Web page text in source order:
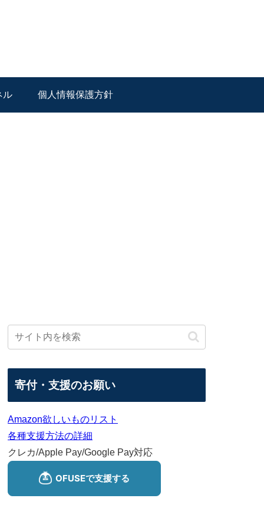
ル 個人情報保護方針
寄付・支援のお願い
Amazon欲しいものリスト
各種支援方法の詳細
クレカ/Apple Pay/Google Pay対応